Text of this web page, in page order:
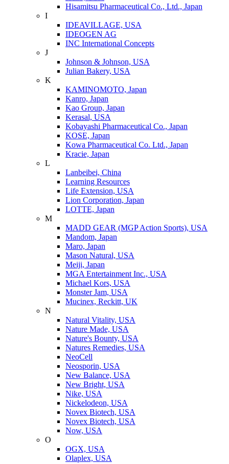
Hisamitsu Pharmaceutical Co., Ltd., Japan
I
IDEAVILLAGE, USA
IDEOGEN AG
INC International Concepts
J
Johnson & Johnson, USA
Julian Bakery, USA
K
KAMINOMOTO, Japan
Kanro, Japan
Kao Group, Japan
Kerasal, USA
Kobayashi Pharmaceutical Co., Japan
KOSE, Japan
Kowa Pharmaceutical Co. Ltd., Japan
Kracie, Japan
L
Lanbeibei, China
Learning Resources
Life Extension, USA
Lion Corporation, Japan
LOTTE, Japan
M
MADD GEAR (MGP Action Sports), USA
Mandom, Japan
Maro, Japan
Mason Natural, USA
Meiji, Japan
MGA Entertainment Inc., USA
Michael Kors, USA
Monster Jam, USA
Mucinex, Reckitt, UK
N
Natural Vitality, USA
Nature Made, USA
Nature's Bounty, USA
Natures Remedies, USA
NeoCell
Neosporin, USA
New Balance, USA
New Bright, USA
Nike, USA
Niсkelodeon, USA
Novex Biotech, USA
Novex Biotech, USA
Now, USA
O
OGX, USA
Olaplex, USA